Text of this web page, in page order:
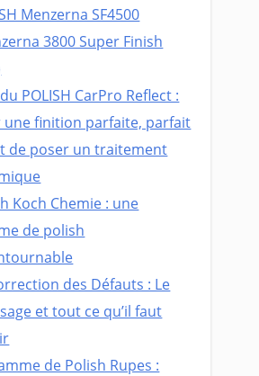
Menzerna SF4500
3800 Super Finish
POLISH CarPro Reflect :
une finition parfaite, parfait
de poser un traitement
Koch Chemie : une
de polish
des Défauts : Le
et tout ce qu’il faut
de Polish Rupes :